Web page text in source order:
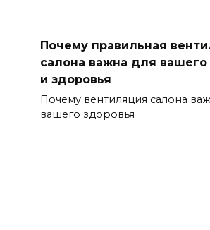
Почему правильная
салона важна для
и здоровья
Почему вентиляция салона
вашего здоровья